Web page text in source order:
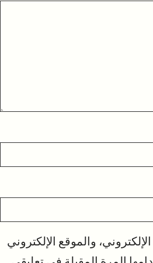
والموقع الإلكتروني